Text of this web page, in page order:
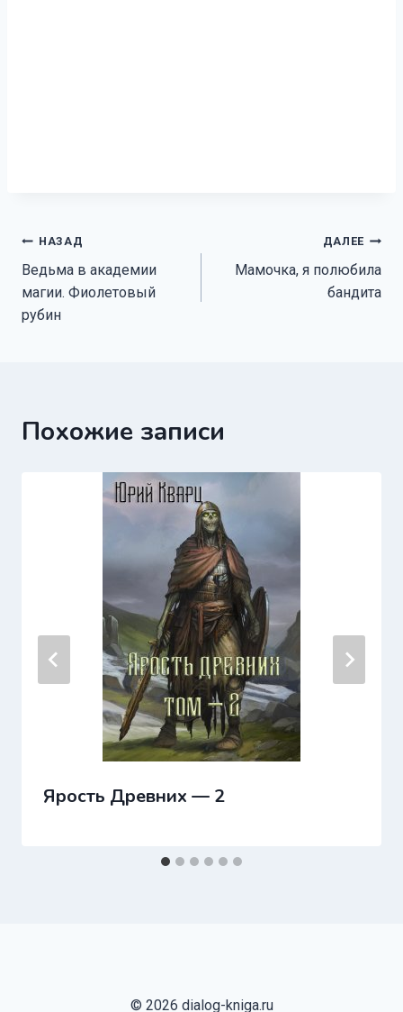
Навигация
по
записям
НАЗАД
Ведьма в академии
магии. Фиолетовый
рубин
ДАЛЕЕ
Мамочка, я полюбила
бандита
Похожие записи
Ярость Древних — 2
© 2026 dialog-kniga.ru